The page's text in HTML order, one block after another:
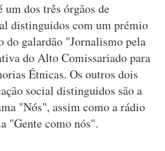
um dos três órgãos de
distinguidos com um prémio
do galardão "Jornalismo pela
do Alto Comissariado para
Étnicas. Os outros dois
social distinguidos são a
"Nós", assim como a rádio
"Gente como nós".